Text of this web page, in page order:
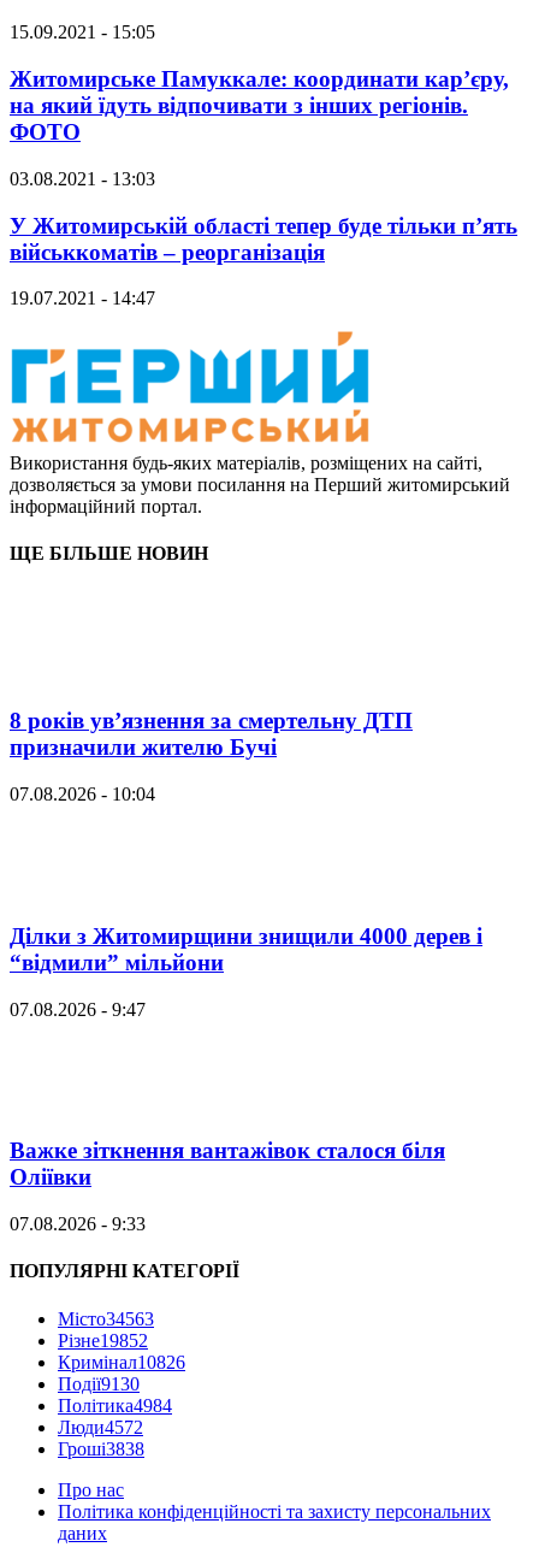
15.09.2021 - 15:05
Житомирське Памуккале: координати кар’єру,
на який їдуть відпочивати з інших регіонів.
ФОТО
03.08.2021 - 13:03
У Житомирській області тепер буде тільки п’ять
військкоматів – реорганізація
19.07.2021 - 14:47
Використання будь-яких матеріалів, розміщених на сайті,
дозволяється за умови посилання на Перший житомирський
інформаційний портал.
ЩЕ БІЛЬШЕ НОВИН
8 років ув’язнення за смертельну ДТП
призначили жителю Бучі
07.08.2026 - 10:04
Ділки з Житомирщини знищили 4000 дерев і
“відмили” мільйони
07.08.2026 - 9:47
Важке зіткнення вантажівок сталося біля
Оліївки
07.08.2026 - 9:33
ПОПУЛЯРНІ КАТЕГОРІЇ
Місто34563
Різне19852
Кримінал10826
Події9130
Політика4984
Люди4572
Гроші3838
Про нас
Політика конфіденційності та захисту персональних
даних